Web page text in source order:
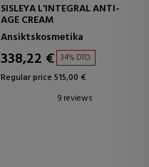
SISLEYA L'INTEGRAL ANTI-
AGE CREAM
Ansiktskosmetika
338,22 € 34% DTO.
Regular price 515,00 €
9 reviews